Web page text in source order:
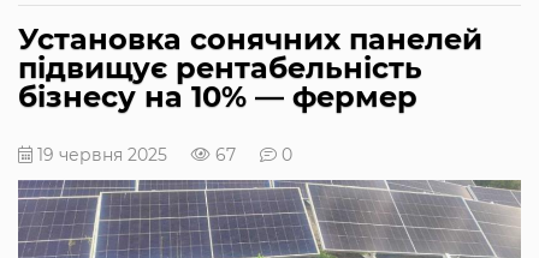
Установка сонячних панелей
підвищує рентабельність
бізнесу на 10% — фермер
19 червня 2025 67 0